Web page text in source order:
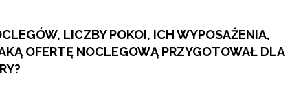
LICZBY POKOI, ICH WYPOSAŻENIA,
OFERTĘ NOCLEGOWĄ PRZYGOTOWAŁ DLA